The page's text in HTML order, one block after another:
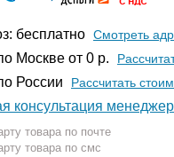
бесплатно Смотреть
Москве от 0 р.
России Рассчитать
консультация
товара по почте
товара по смс